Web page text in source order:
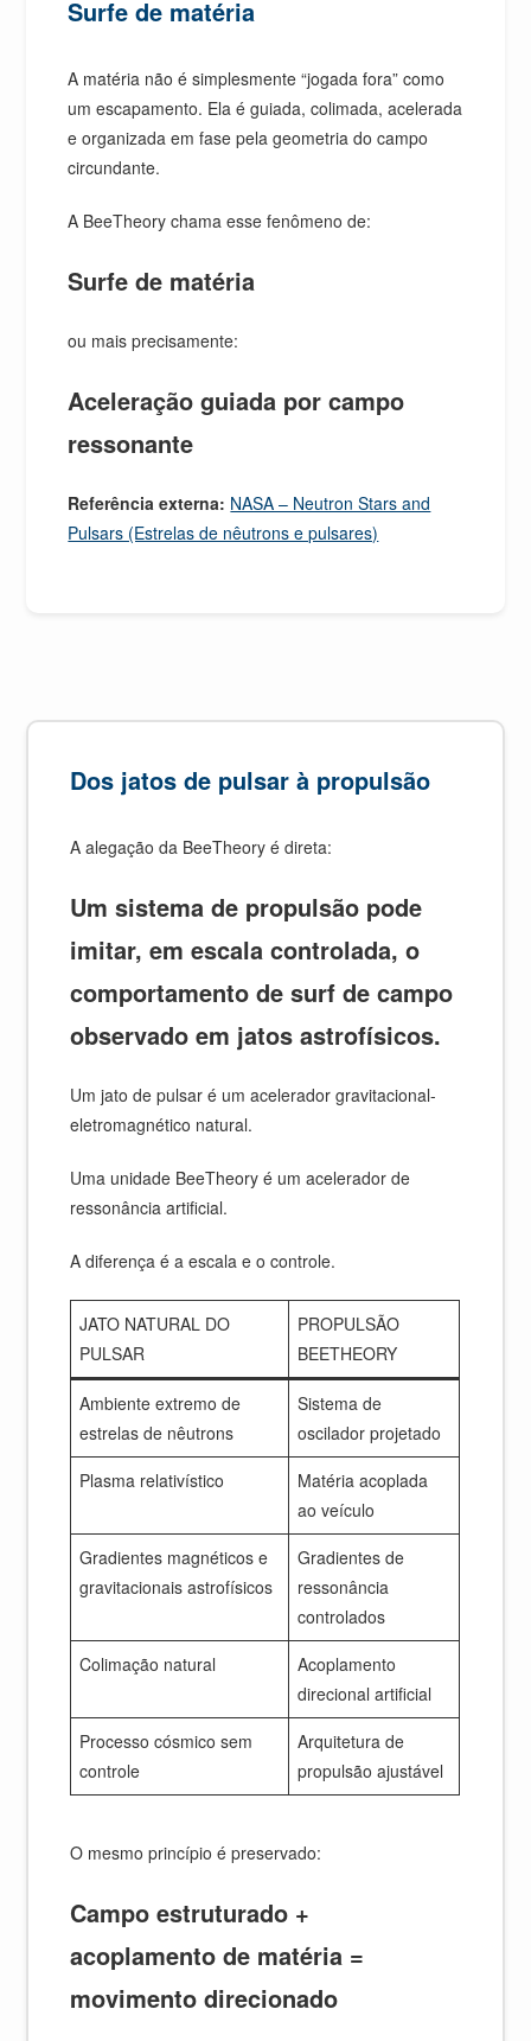
Surfe de matéria
A matéria não é simplesmente “jogada fora” como
um escapamento. Ela é guiada, colimada, acelerada
e organizada em fase pela geometria do campo
circundante.
A BeeTheory chama esse fenômeno de:
Surfe de matéria
ou mais precisamente:
Aceleração guiada por campo
ressonante
Referência externa: NASA – Neutron Stars and
Pulsars (Estrelas de nêutrons e pulsares)
Dos jatos de pulsar à propulsão
A alegação da BeeTheory é direta:
Um sistema de propulsão pode
imitar, em escala controlada, o
comportamento de surf de campo
observado em jatos astrofísicos.
Um jato de pulsar é um acelerador gravitacional-
eletromagnético natural.
Uma unidade BeeTheory é um acelerador de
ressonância artificial.
A diferença é a escala e o controle.
JATO NATURAL DO
PULSAR
PROPULSÃO
BEETHEORY
Ambiente extremo de
estrelas de nêutrons
Sistema de
oscilador projetado
Plasma relativístico
Matéria acoplada
ao veículo
Gradientes magnéticos e
gravitacionais astrofísicos
Gradientes de
ressonância
controlados
Colimação natural
Acoplamento
direcional artificial
Processo cósmico sem
controle
Arquitetura de
propulsão ajustável
O mesmo princípio é preservado:
Campo estruturado +
acoplamento de matéria =
movimento direcionado